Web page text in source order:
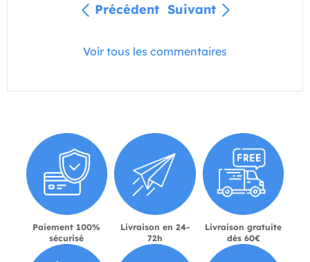
Précédent Suivant
Voir tous les commentaires
Paiement 100%
sécurisé
Livraison en 24-
72h
Livraison gratuite
dès 60€